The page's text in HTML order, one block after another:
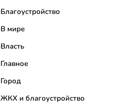
Благоустройство
В мире
Власть
Главное
Город
ЖКХ и благоустройство